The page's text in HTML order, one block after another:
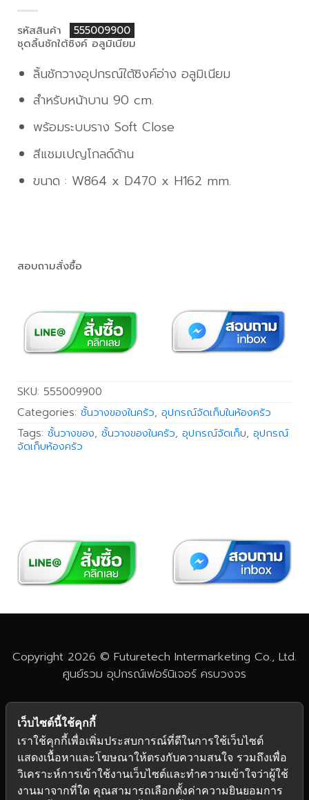
รหัสสินค้า
555009900
ชุดลิ้นชักใต้ซิงค์ อลูมิเนียม
ลิ้นชักวางอุปกรณ์ใต้ซิงค์อ่าง อลูมิเนียม
สำหรับหน้าบาน 90 cm.
พร้อมระบบราง Soft Close
สีแชมเปญโกลด์ด้าน
ขนาด : W864 x D470 x H162 mm.
สอบถามสั่งซื้อ
SKU: 555009900
Categories: ชั้นวางของในครัว, อุปกรณ์จัดเก็บในห้องครัว
Tags: ชั้นวางของ, ชั้นวางของในครัว, อุปกรณ์จัดเก็บ, อุปกรณ์
จัดเก็บห้องครัว
Copyright 2026 © Futuretech Intermarketing Co., Ltd.
ศูนย์รวม อุปกรณ์เฟอร์นิเจอร์ ครบวงจร
เว็บไซต์นี้ใช้คุกกี้
เราใช้คุกกี้เพื่อเพิ่มประสบการณ์ที่ดีในการใช้เว็บไซต์
แสดงเนื้อหาและโฆษณาให้ตรงกับความสนใจ รวมถึงเพื่อ
วิเคราะห์การเข้าใช้งานเว็บไซต์และทำความเข้าใจว่าผู้ใช้
งานมาจากที่ใด คุณสามารถเลือกตั้งค่าความยินยอมการ